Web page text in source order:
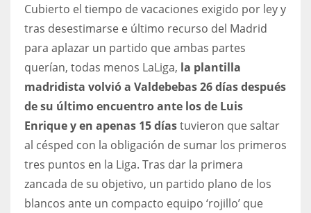
Cubierto el tiempo de vacaciones exigido por ley y
tras desestimarse e último recurso del Madrid
para aplazar un partido que ambas partes
querían, todas menos LaLiga, la plantilla
madridista volvió a Valdebebas 26 días después
de su último encuentro ante los de Luis
Enrique y en apenas 15 díastuvieron que saltar
al césped con la obligación de sumar los primeros
tres puntos en la Liga. Tras dar la primera
zancada de su objetivo, un partido plano de los
blancos ante un compacto equipo ‘rojillo’ que